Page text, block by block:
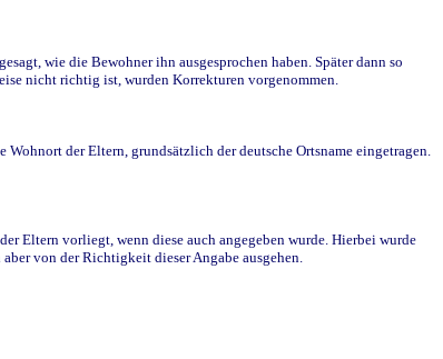
wie die Bewohner ihn ausgesprochen haben. Später dann so
nicht richtig ist, wurden Korrekturen vorgenommen.
der Eltern, grundsätzlich der deutsche Ortsname eingetragen.
Eltern vorliegt, wenn diese auch angegeben wurde. Hierbei wurde
von der Richtigkeit dieser Angabe ausgehen.